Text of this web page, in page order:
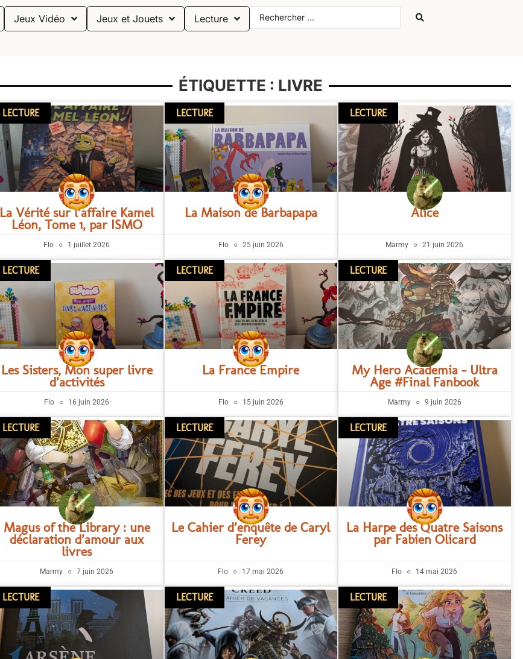
Jeux Vidéo Jeux et Jouets Lecture
ÉTIQUETTE : LIVRE
LECTURE
La Vérité sur l’affaire Kamel
Léon, Tome 1, par ISMO
Flo 1 juillet 2026
LECTURE
La Maison de Barbapapa
Flo 25 juin 2026
LECTURE
Alice
Marmy 21 juin 2026
LECTURE
Les Sisters, Mon super livre
d’activités
Flo 16 juin 2026
LECTURE
La France Empire
Flo 15 juin 2026
LECTURE
My Hero Academia – Ultra
Age #Final Fanbook
Marmy 9 juin 2026
LECTURE
Magus of the Library : une
déclaration d’amour aux
livres
Marmy 7 juin 2026
LECTURE
Le Cahier d’enquête de Caryl
Ferey
Flo 17 mai 2026
LECTURE
La Harpe des Quatre Saisons
par Fabien Olicard
Flo 14 mai 2026
LECTURE LECTURE LECTURE